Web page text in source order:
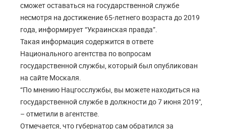
сможет оставаться на государственной службе
несмотря на достижение 65-летнего возраста до 2019
года, информирует “Украинская правда”.
Такая информация содержится в ответе
Национального агентства по вопросам
государственной службы, который был опубликован
на сайте Москаля.
“По мнению Нацгосслужбы, вы можете находиться на
государственной службе в должности до 7 июня 2019″,
– отметили в агентстве.
Отмечается, что губернатор сам обратился за